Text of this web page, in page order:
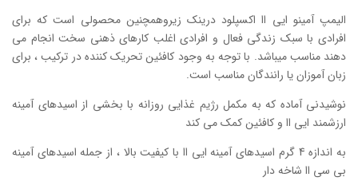
الیمپ آمینو ایی اا اکسپلود درینک زیروهمچنین محصولی است که برای
افرادی با سبک زندگی فعال و افرادی اغلب کارهای ذهنی سخت انجام می
دهند مناسب میباشد. با توجه به وجود کافئین تحریک کننده در ترکیب ، برای
زبان آموزان یا رانندگان مناسب است.
نوشیدنی آماده که به مکمل رژیم غذایی روزانه با بخشی از اسیدهای آمینه
ارزشمند ایی اا و کافئین کمک می کند
به اندازه 4 گرم اسیدهای آمینه ایی اا با کیفیت بالا ، از جمله اسیدهای آمینه
بی سی اا شاخه دار